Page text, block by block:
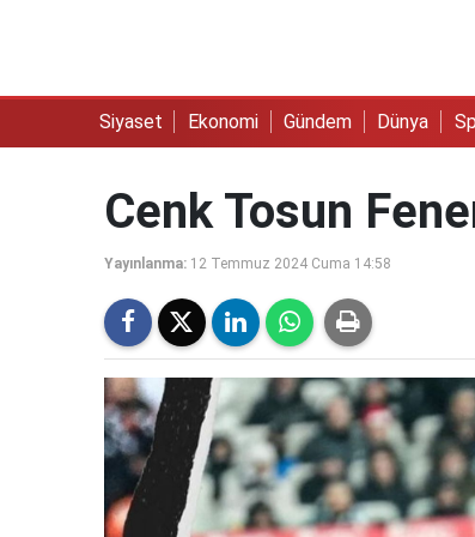
Siyaset Ekonomi Gündem Dünya
Cenk Tosun
Yayınlanma: 12 Temmuz 2024 Cuma 14:58